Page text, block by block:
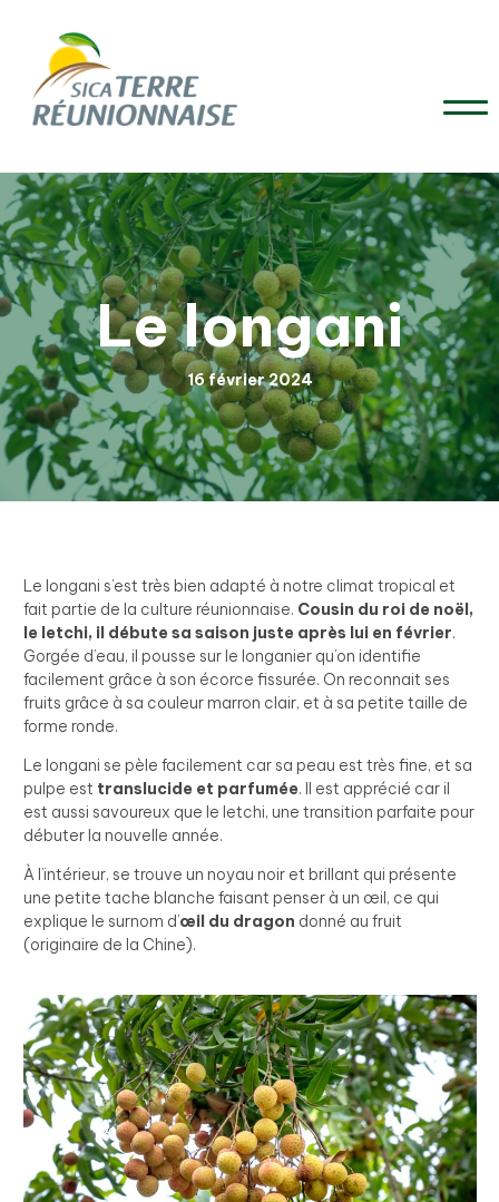
Le longani
16 février 2024
Le longani s’est très bien adapté à notre climat tropical et
fait partie de la culture réunionnaise. Cousin du roi de noël,
le letchi, il débute sa saison juste après lui en février.
Gorgée d’eau, il pousse sur le longanier qu’on identifie
facilement grâce à son écorce fissurée. On reconnait ses
fruits grâce à sa couleur marron clair, et à sa petite taille de
forme ronde.
Le longani se pèle facilement car sa peau est très fine, et sa
pulpe est translucide et parfumée. Il est apprécié car il
est aussi savoureux que le letchi, une transition parfaite pour
débuter la nouvelle année.
À l’intérieur, se trouve un noyau noir et brillant qui présente
une petite tache blanche faisant penser à un œil, ce qui
explique le surnom d’œil du dragon donné au fruit
(originaire de la Chine).